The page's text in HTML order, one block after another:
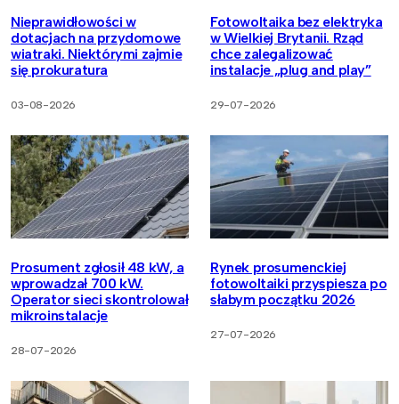
Nieprawidłowości w
dotacjach na przydomowe
wiatraki. Niektórymi zajmie
się prokuratura
03-08-2026
Fotowoltaika bez elektryka
w Wielkiej Brytanii. Rząd
chce zalegalizować
instalacje „plug and play”
29-07-2026
Prosument zgłosił 48 kW, a
wprowadzał 700 kW.
Operator sieci skontrolował
mikroinstalacje
28-07-2026
Rynek prosumenckiej
fotowoltaiki przyspiesza po
słabym początku 2026
27-07-2026